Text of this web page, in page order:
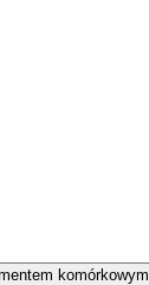
komórkowym